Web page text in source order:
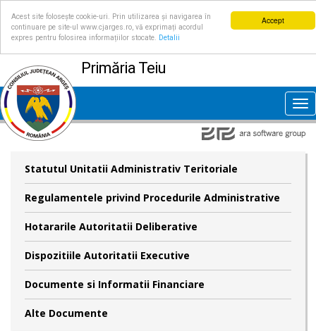
Accept
Acest site folosește cookie-uri. Prin utilizarea și navigarea în
continuare pe site-ul www.cjarges.ro, vă exprimați acordul
expres pentru folosirea informațiilor stocate.
Detalii
Primăria Teiu
Statutul Unitatii Administrativ Teritoriale
Regulamentele privind Procedurile Administrative
Hotararile Autoritatii Deliberative
Dispozitiile Autoritatii Executive
Documente si Informatii Financiare
Alte Documente